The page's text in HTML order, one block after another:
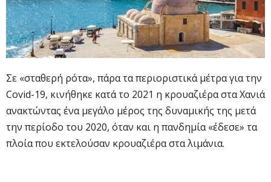
Σε «σταθερή ρότα», πάρα τα περιοριστικά μέτρα για την
Covid-19, κινήθηκε κατά το 2021 η κρουαζιέρα στα Χανιά
ανακτώντας ένα μεγάλο μέρος της δυναμικής της μετά
την περίοδο του 2020, όταν και η πανδημία «έδεσε» τα
πλοία που εκτελούσαν κρουαζιέρα στα λιμάνια.